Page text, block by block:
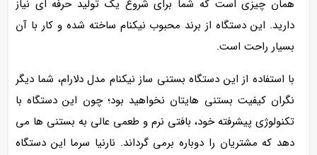
همان چیزی است که شما برای شروع یک تولید حرفه‌ ای نیاز
دارید. این دستگاه از برند محبوب نیکنام ساخته شده و کار با آن
بسیار راحت است.
با استفاده از این دستگاه بستنی ساز نیکنام مدل دلارام، شما دیگر
نگران کیفیت بستنی‌ هایتان نخواهید بود؛ چون این دستگاه با
تکنولوژی پیشرفته خود، بافتی نرم و طعمی عالی به بستنی‌ ها می‌
دهد که مشتریان را دوباره برمی‌ گرداند. نارنیا سرما این دستگاه